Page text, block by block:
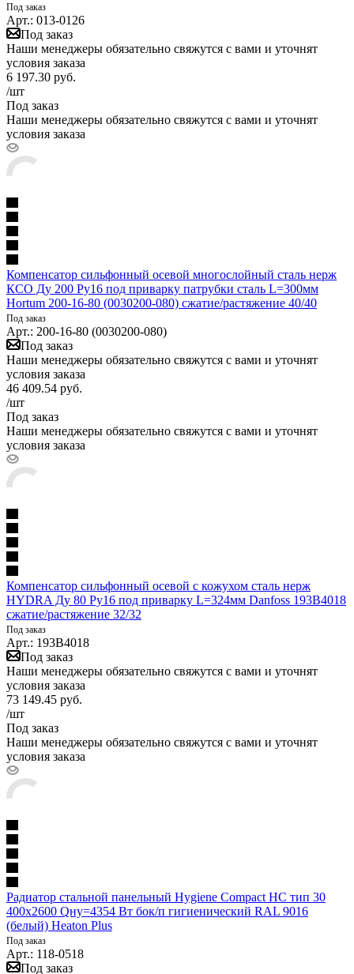
Под заказ
Арт.: 013-0126
Под заказ
Наши менеджеры обязательно свяжутся с вами и уточнят
условия заказа
6 197.30 руб.
/шт
Под заказ
Наши менеджеры обязательно свяжутся с вами и уточнят
условия заказа
Компенсатор сильфонный осевой многослойный сталь нерж
КСО Ду 200 Ру16 под приварку патрубки сталь L=300мм
Hortum 200-16-80 (0030200-080) сжатие/растяжение 40/40
Под заказ
Арт.: 200-16-80 (0030200-080)
Под заказ
Наши менеджеры обязательно свяжутся с вами и уточнят
условия заказа
46 409.54 руб.
/шт
Под заказ
Наши менеджеры обязательно свяжутся с вами и уточнят
условия заказа
Компенсатор сильфонный осевой с кожухом сталь нерж
HYDRA Ду 80 Ру16 под приварку L=324мм Danfoss 193B4018
сжатие/растяжение 32/32
Под заказ
Арт.: 193B4018
Под заказ
Наши менеджеры обязательно свяжутся с вами и уточнят
условия заказа
73 149.45 руб.
/шт
Под заказ
Наши менеджеры обязательно свяжутся с вами и уточнят
условия заказа
Радиатор стальной панельный Hygiene Compact HC тип 30
400х2600 Qну=4354 Вт бок/п гигиенический RAL 9016
(белый) Heaton Plus
Под заказ
Арт.: 118-0518
Под заказ